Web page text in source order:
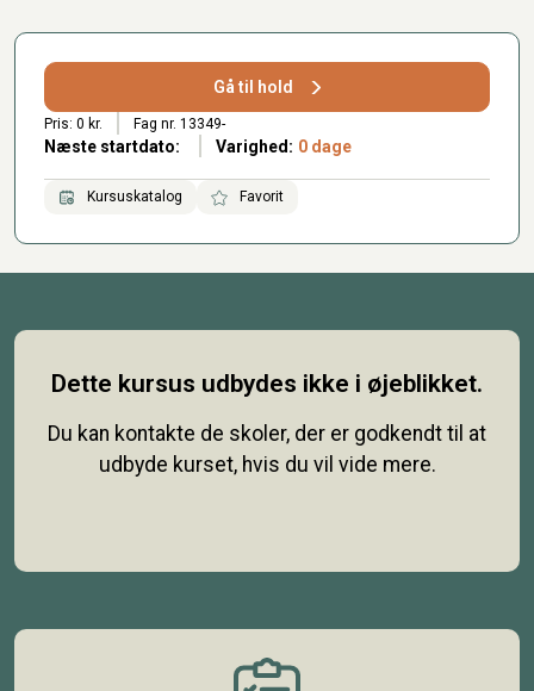
Gå til hold
Pris: 0 kr. Fag nr. 13349-
Næste startdato: Varighed: 0 dage
Kursuskatalog Favorit
Dette kursus udbydes ikke i øjeblikket.
Du kan kontakte de skoler, der er godkendt til at
udbyde kurset, hvis du vil vide mere.